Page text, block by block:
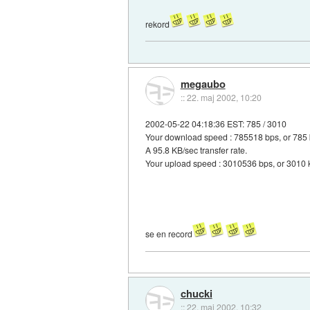
rekord
megaubo
::22. maj 2002, 10:20
2002-05-22 04:18:36 EST: 785 / 3010
Your download speed : 785518 bps, or 785
A 95.8 KB/sec transfer rate.
Your upload speed : 3010536 bps, or 3010
se en record
chucki
::22. maj 2002, 10:32